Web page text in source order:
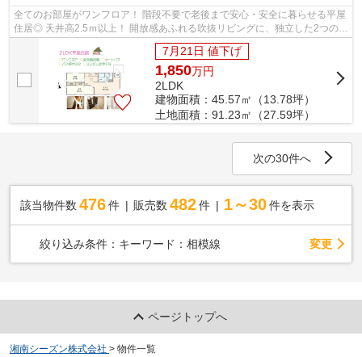
全てのお部屋がワンフロア！ 階段不要で老後まで安心・安全に暮らせる平屋
住居◎ 天井高2.5ｍ以上！ 開放感あふれる吹抜リビングに、独立した2つの居
室を併せ持つ2LDＫ◎ ぜひご内見下さ...
7月21日 値下げ
1,850万円
2LDK
建物面積：45.57㎡（13.78坪）
土地面積：91.23㎡（27.59坪）
次の30件へ
該当物件数 476件 販売数 482 件 1～30 件を表示
絞り込み条件： キーワード：相模線 変更
ページトップへ
湘南シーズン株式会社 > 物件一覧